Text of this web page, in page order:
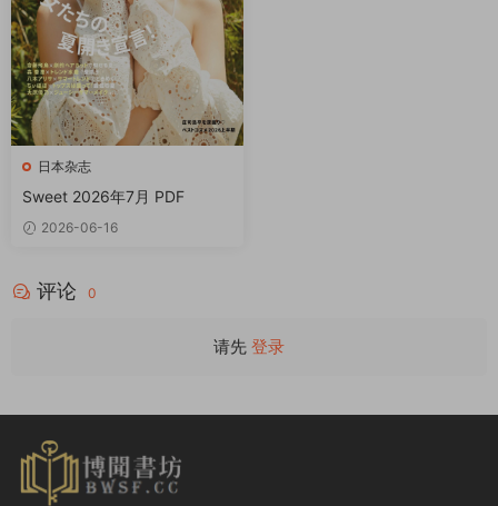
日本杂志
Sweet 2026年7月 PDF
2026-06-16
评论 0
请先 登录